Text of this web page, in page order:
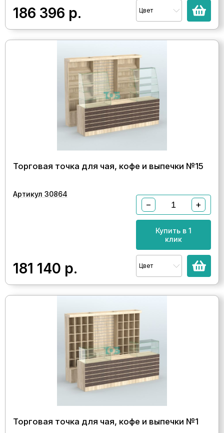
186 396 р. Цвет
Торговая точка для чая, кофе и выпечки №15
Артикул 30864
181 140 р.
− +
Купить в 1
клик
Цвет
Торговая точка для чая, кофе и выпечки №1